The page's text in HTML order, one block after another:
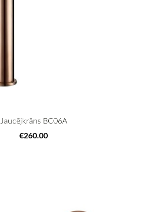
Jaucējkrāns BC06A
€260.00